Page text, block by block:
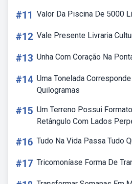
#11 Valor Da Piscina De 5000
#12 Vale Presente Livraria
#13 Unha Com Coração Na
#14 Uma Tonelada
Quilogramas
#15 Um Terreno Possui
Retângulo Com Lados
#16 Tudo Na Vida Passa Tudo
#17 Tricomoníase Forma De